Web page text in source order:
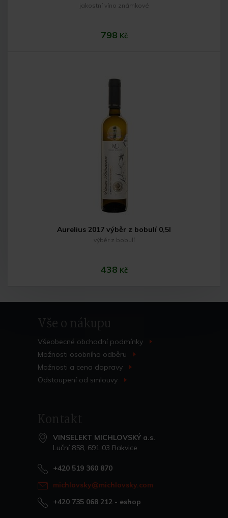
jakostní víno známkové
798 Kč
Do košíku
Aurelius 2017 výběr z bobulí 0,5l
výběr z bobulí
438 Kč
Do košíku
Vše o nákupu
Všeobecné obchodní podmínky
Možnosti osobního odběru
Možnosti a cena dopravy
Odstoupení od smlouvy
Kontakt
VINSELEKT MICHLOVSKÝ a.s.
Luční 858, 691 03 Rakvice
+420 519 360 870
michlovsky@michlovsky.com
+420 735 068 212 - eshop